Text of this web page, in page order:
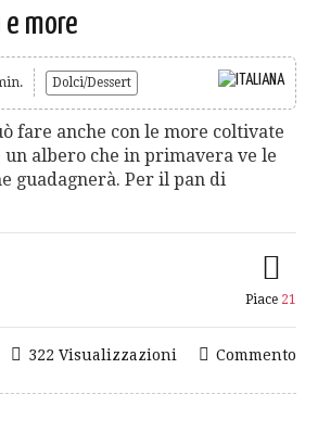
more
Dolci/Dessert
fare anche con le more coltivate
albero che in primavera ve le
guadagnerà. Per il pan di
Piace 21
Commento
322 Visualizzazioni